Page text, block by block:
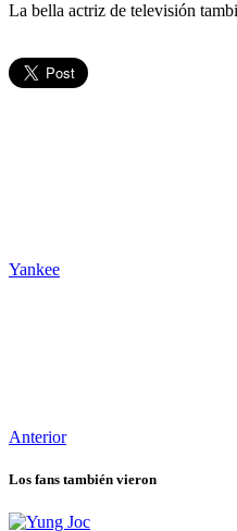
La bella actriz de televisión
Yankee
Anterior
Los fans también vieron